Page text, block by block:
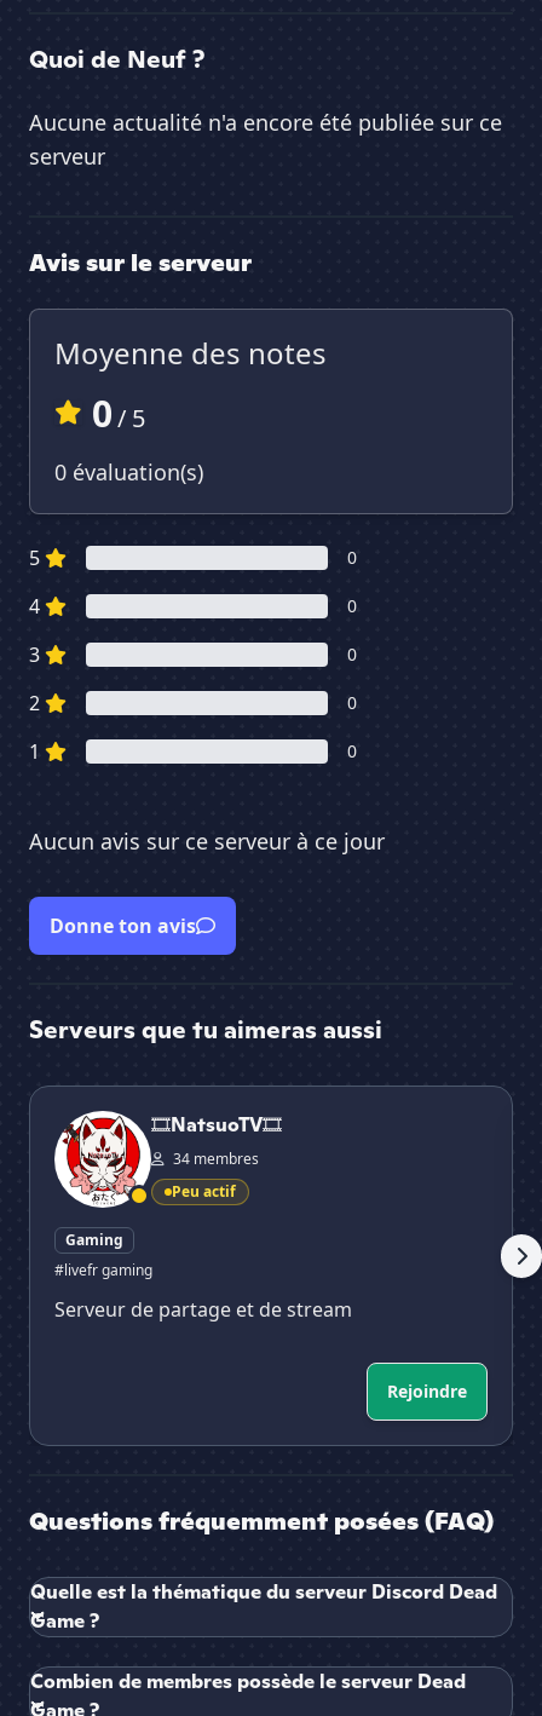
Quoi de Neuf ?
Aucune actualité n'a encore été publiée sur ce
serveur
Avis sur le serveur
Moyenne des notes
0/ 5
0 évaluation(s)
5 0
4 0
3 0
2 0
1 0
Aucun avis sur ce serveur à ce jour
Donne ton avis
Serveurs que tu aimeras aussi
🎞NatsuoTV🎞
🎞NatsuoTV🎞
34 membres
Peu actif
Gaming
#livefr gaming
Serveur de partage et de stream
Rejoindre
Questions fréquemment posées (FAQ)
Quelle est la thématique du serveur Discord Dead
Game ?
Combien de membres possède le serveur Dead